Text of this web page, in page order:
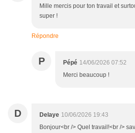
Mille mercis pour ton travail et
super !
Répondre
P Pépé 14/06/2026 07:52
Merci beaucoup !
D Delaye 10/06/2026 19:43
Bonjour<br /> Quel travail!<br />